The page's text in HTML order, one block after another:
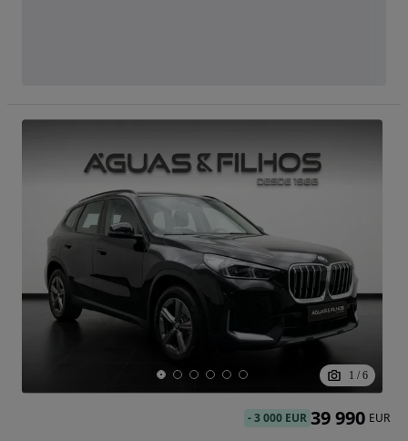
1 / 6
-3 000 EUR 39 990 EUR